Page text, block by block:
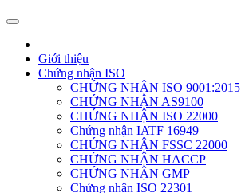
Giới thiệu
Chứng nhận ISO
CHỨNG NHẬN ISO 9001:2015
CHỨNG NHẬN AS9100
CHỨNG NHẬN ISO 22000
Chứng nhận IATF 16949
CHỨNG NHẬN FSSC 22000
CHỨNG NHẬN HACCP
CHỨNG NHẬN GMP
Chứng nhận ISO 22301